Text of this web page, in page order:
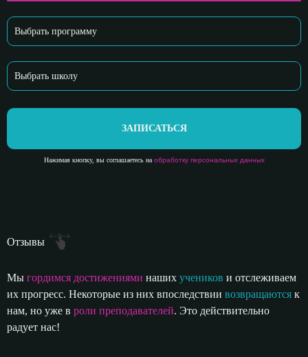
ЗАПИСАТЬСЯ
Нажимая кнопку, вы соглашаетесь на обработку персональных данных
Отзывы
Мы гордимся достижениями наших учеников и отслеживаем
их прогресс. Некоторые из них впоследствии возвращаются к
нам, но уже в роли преподавателей. Это действительно
радует нас!